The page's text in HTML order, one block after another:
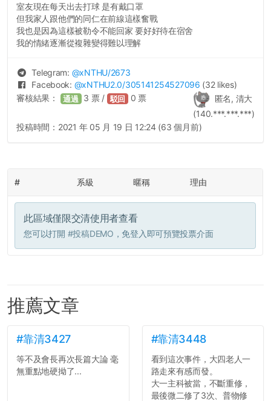
室友現在每天出去打球 是有戴口罩
但我家人跟他們的同仁在前線這樣奮戰
我也是因為這樣被勒令不能回家 要好好待在宿舍
我的情緒逐漸從複雜變得難以理解
Telegram: @xNTHU/2673
Facebook: @xNTHU2.0/305141254527096 (32 likes)
匿名, 清大
(140.***.***.***)
審核結果： 通過 3 票 / 駁回 0 票
投稿時間： 2021 年 05 月 19 日 12:24 (63 個月前)
# 系級 暱稱 理由
此區域僅限交清使用者查看
您可以打開 #投稿DEMO ，免登入即可預覽投票介面
推薦文章
#靠清3427
等不及會長再次長篇大論 毫
無重點地硬拗了...
#靠清3448
看到這次事件，大四老人一
路走來有感而發。
大一主科被當，不斷重修，
最後微二修了3次、普物修